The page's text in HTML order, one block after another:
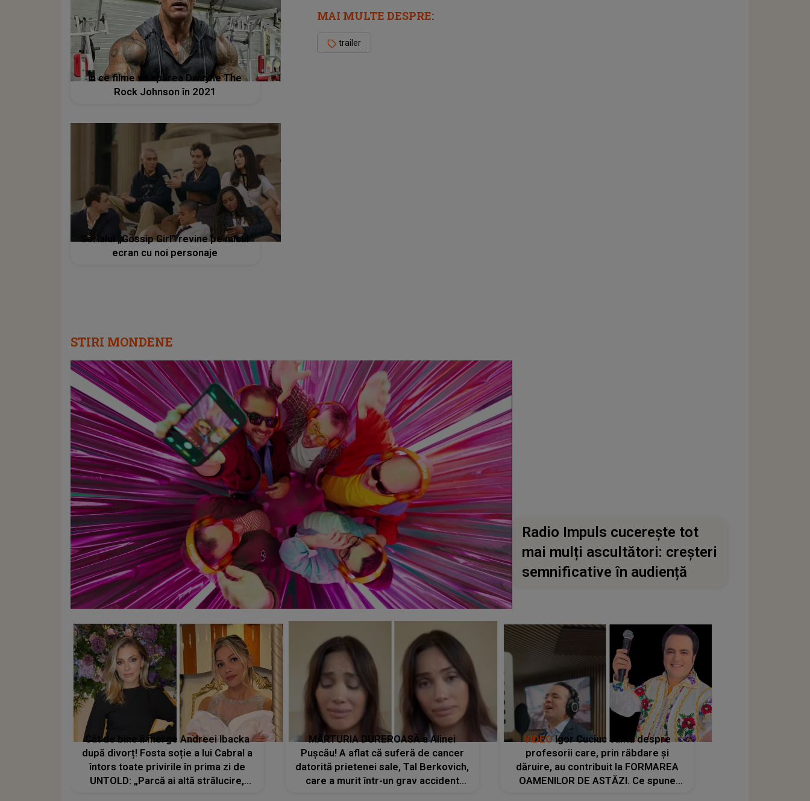
MAI MULTE DESPRE:
trailer
În ce filme va apărea Dwayne The
Rock Johnson în 2021
Serialul „Gossip Girl” revine pe micul
ecran cu noi personaje
STIRI MONDENE
Radio Impuls cucerește tot
mai mulți ascultători: creșteri
semnificative în audiență
Cât de bine îi merge Andreei Ibacka
după divorț! Fosta soție a lui Cabral a
întors toate privirile în prima zi de
UNTOLD: „Parcă ai altă strălucire,
MĂRTURIA DUREROASĂ a Alinei
Pușcău! A aflat că suferă de cancer
datorită prietenei sale, Tal Berkovich,
care a murit într-un grav accident
VIDEOIgor Cuciuc cântă despre
profesorii care, prin răbdare și
dăruire, au contribuit la FORMAREA
OAMENILOR DE ASTĂZI. Ce spune